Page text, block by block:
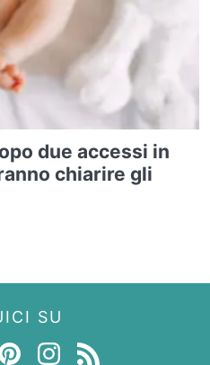
due accessi in
chiarire gli
SU